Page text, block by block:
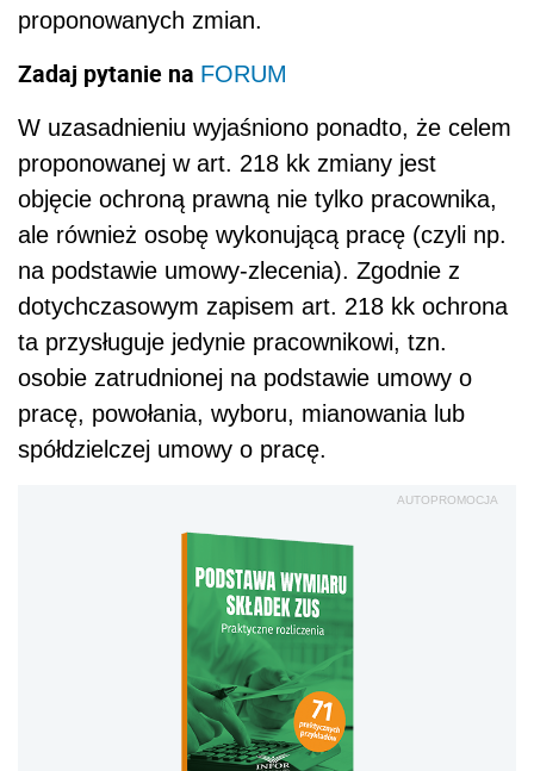
proponowanych zmian.
Zadaj pytanie na FORUM
W uzasadnieniu wyjaśniono ponadto, że celem
proponowanej w art. 218 kk zmiany jest
objęcie ochroną prawną nie tylko pracownika,
ale również osobę wykonującą pracę (czyli np.
na podstawie umowy-zlecenia). Zgodnie z
dotychczasowym zapisem art. 218 kk ochrona
ta przysługuje jedynie pracownikowi, tzn.
osobie zatrudnionej na podstawie umowy o
pracę, powołania, wyboru, mianowania lub
spółdzielczej umowy o pracę.
AUTOPROMOCJA